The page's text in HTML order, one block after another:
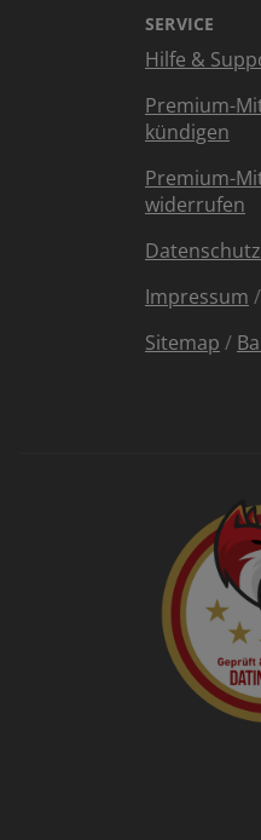
SERVICE
Hilfe &
Premium-
kündigen
Premium-
widerrufen
Datenschutz
Impressum /
Sitemap /